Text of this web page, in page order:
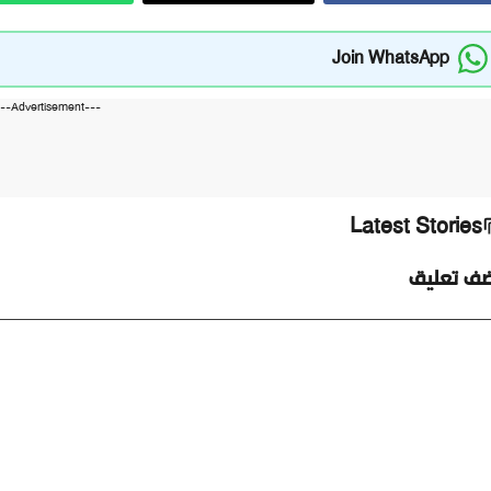
Join WhatsApp
---Advertisement---
Latest Stories
تعليق